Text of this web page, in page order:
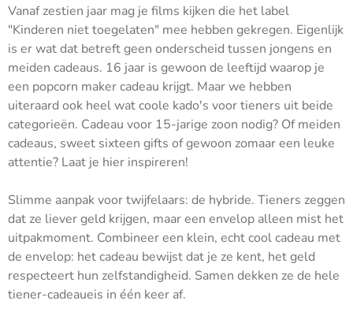
Vanaf zestien jaar mag je films kijken die het label
"Kinderen niet toegelaten" mee hebben gekregen. Eigenlijk
is er wat dat betreft geen onderscheid tussen jongens en
meiden cadeaus. 16 jaar is gewoon de leeftijd waarop je
een popcorn maker cadeau krijgt. Maar we hebben
uiteraard ook heel wat coole kado's voor tieners uit beide
categorieën. Cadeau voor 15-jarige zoon nodig? Of meiden
cadeaus, sweet sixteen gifts of gewoon zomaar een leuke
attentie? Laat je hier inspireren!
Slimme aanpak voor twijfelaars: de hybride. Tieners zeggen
dat ze liever geld krijgen, maar een envelop alleen mist het
uitpakmoment. Combineer een klein, echt cool cadeau met
de envelop: het cadeau bewijst dat je ze kent, het geld
respecteert hun zelfstandigheid. Samen dekken ze de hele
tiener-cadeaueis in één keer af.